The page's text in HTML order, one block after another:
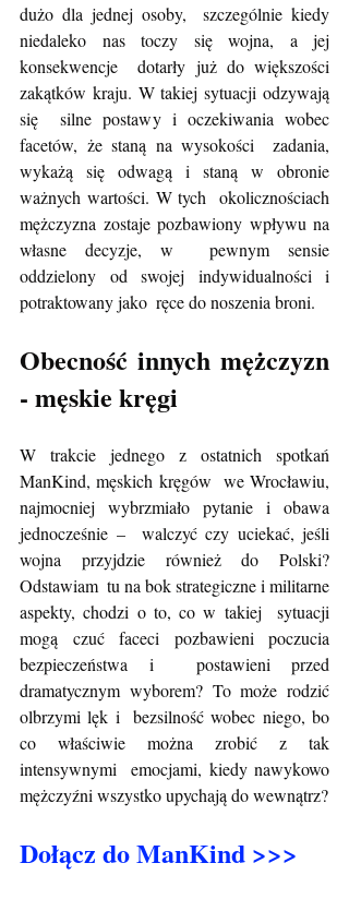
dużo dla jednej osoby,  szczególnie kiedy
niedaleko nas toczy się wojna, a jej
konsekwencje  dotarły już do większości
zakątków kraju. W takiej sytuacji odzywają
się  silne postawy i oczekiwania wobec
facetów, że staną na wysokości  zadania,
wykażą się odwagą i staną w obronie
ważnych wartości. W tych  okolicznościach
mężczyzna zostaje pozbawiony wpływu na
własne decyzje, w  pewnym sensie
oddzielony od swojej indywidualności i
potraktowany jako  ręce do noszenia broni.
Obecność innych mężczyzn
- męskie kręgi
W trakcie jednego z ostatnich spotkań
ManKind, męskich kręgów  we Wrocławiu,
najmocniej wybrzmiało pytanie i obawa
jednocześnie –  walczyć czy uciekać, jeśli
wojna przyjdzie również do Polski?
Odstawiam  tu na bok strategiczne i militarne
aspekty, chodzi o to, co w takiej  sytuacji
mogą czuć faceci pozbawieni poczucia
bezpieczeństwa i  postawieni przed
dramatycznym wyborem? To może rodzić
olbrzymi lęk i  bezsilność wobec niego, bo
co właściwie można zrobić z tak
intensywnymi  emocjami, kiedy nawykowo
mężczyźni wszystko upychają do wewnątrz?
Dołącz do ManKind >>>